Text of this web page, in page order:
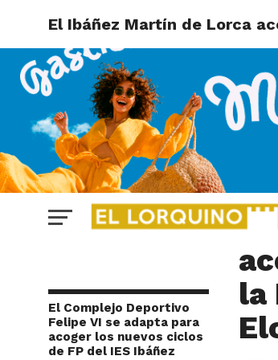
El Ibáñez Martín de Lorca
El Complejo Deportivo
Felipe VI se adapta para
acoger los nuevos ciclos
de FP del IES Ibáñez
El
la